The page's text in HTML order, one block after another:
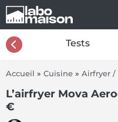
Aller
au
contenu
Tests
Accueil » Cuisine » Airfryer /
L’airfryer Mova
€